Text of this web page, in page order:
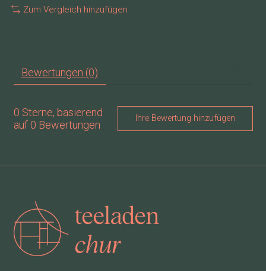
Zum Vergleich hinzufügen
Bewertungen (0)
0 Sterne, basierend
auf 0 Bewertungen Ihre Bewertung hinzufügen